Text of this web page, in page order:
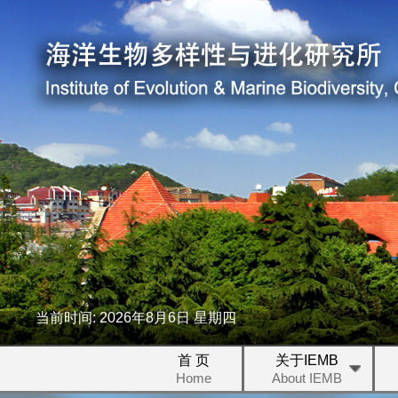
当前时间:2026年8月6日星期四
首 页
Home
关于IEMB
About IEMB